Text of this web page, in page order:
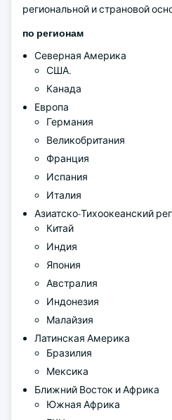
региональной и страновой
по регионам
Северная Америка
США.
Канада
Европа
Германия
Великобритания
Франция
Испания
Италия
Азиатско-Тихоокеанский
Китай
Индия
Япония
Австралия
Индонезия
Малайзия
Латинская Америка
Бразилия
Мексика
Ближний Восток и Африка
Южная Африка